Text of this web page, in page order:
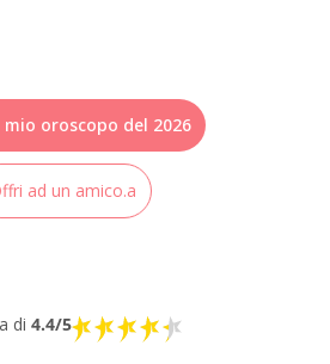
dell'Amore di
aiutando migliaia a trovare amore e
su calcoli astrologici reali
effettivamente utilizzare nella tua vita
trasformato la loro vita amorosa
oroscopo del 2026
ad un amico.a
di 4.4/5